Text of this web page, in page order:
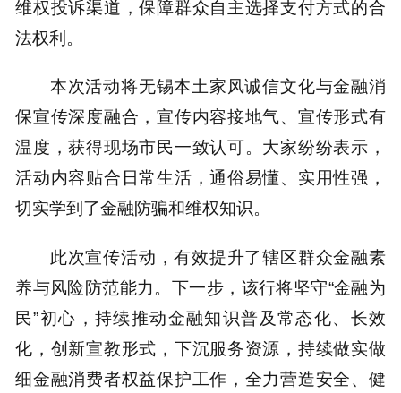
维权投诉渠道，保障群众自主选择支付方式的合
法权利。
本次活动将无锡本土家风诚信文化与金融消
保宣传深度融合，宣传内容接地气、宣传形式有
温度，获得现场市民一致认可。大家纷纷表示，
活动内容贴合日常生活，通俗易懂、实用性强，
切实学到了金融防骗和维权知识。
此次宣传活动，有效提升了辖区群众金融素
养与风险防范能力。下一步，该行将坚守“金融为
民”初心，持续推动金融知识普及常态化、长效
化，创新宣教形式，下沉服务资源，持续做实做
细金融消费者权益保护工作，全力营造安全、健